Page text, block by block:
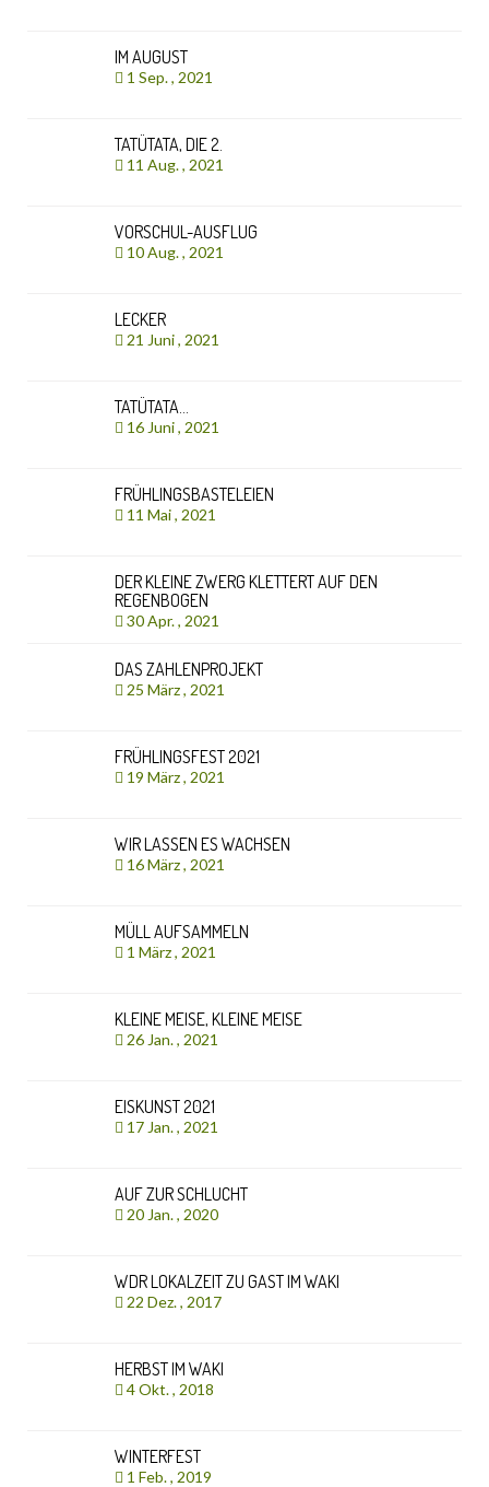
IM AUGUST
1 Sep. , 2021
TATÜTATA, DIE 2.
11 Aug. , 2021
VORSCHUL-AUSFLUG
10 Aug. , 2021
LECKER
21 Juni , 2021
TATÜTATA…
16 Juni , 2021
FRÜHLINGSBASTELEIEN
11 Mai , 2021
DER KLEINE ZWERG KLETTERT AUF DEN
REGENBOGEN
30 Apr. , 2021
DAS ZAHLENPROJEKT
25 März , 2021
FRÜHLINGSFEST 2021
19 März , 2021
WIR LASSEN ES WACHSEN
16 März , 2021
MÜLL AUFSAMMELN
1 März , 2021
KLEINE MEISE, KLEINE MEISE
26 Jan. , 2021
EISKUNST 2021
17 Jan. , 2021
AUF ZUR SCHLUCHT
20 Jan. , 2020
WDR LOKALZEIT ZU GAST IM WAKI
22 Dez. , 2017
HERBST IM WAKI
4 Okt. , 2018
WINTERFEST
1 Feb. , 2019